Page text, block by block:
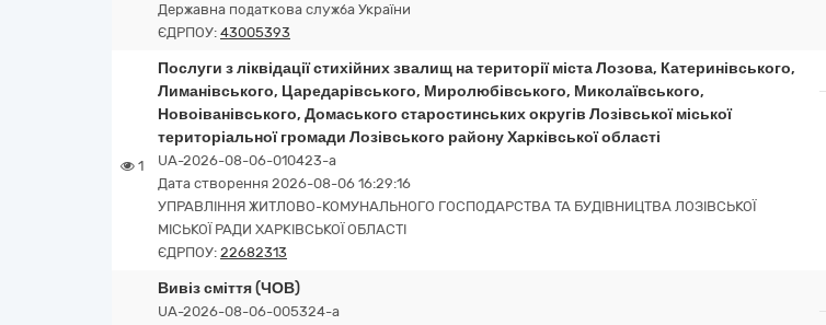
Державна податкова служба України
ЄДРПОУ: 43005393
1
Послуги з ліквідації стихійних звалищ на території міста Лозова, Катеринівського,
Лиманівського, Царедарівського, Миролюбівського, Миколаївського,
Новоіванівського, Домаського старостинських округів Лозівської міської
територіальної громади Лозівського району Харківської області
UA-2026-08-06-010423-a
Дата створення 2026-08-06 16:29:16
УПРАВЛІННЯ ЖИТЛОВО-КОМУНАЛЬНОГО ГОСПОДАРСТВА ТА БУДІВНИЦТВА ЛОЗІВСЬКОЇ
МІСЬКОЇ РАДИ ХАРКІВСЬКОЇ ОБЛАСТІ
ЄДРПОУ: 22682313
Вивіз сміття (ЧОВ)
UA-2026-08-06-005324-a